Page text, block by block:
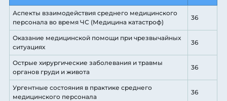
Аспекты взаимодействия среднего медицинского
персонала во время ЧС (Медицина катастроф)
36
Оказание медицинской помощи при чрезвычайных
ситуациях
36
Острые хирургические заболевания и травмы
органов груди и живота
36
Ургентные состояния в практике среднего
медицинского персонала
36